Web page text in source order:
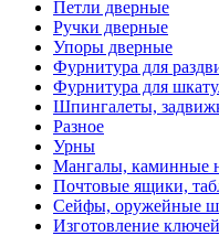
Петли дверные
Ручки дверные
Упоры дверные
Фурнитура для
Фурнитура для
Шпингалеты,
Разное
Урны
Мангалы, каминные
Почтовые ящики,
Сейфы, оружейные
Изготовление